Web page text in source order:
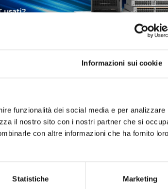
Informazioni sui cookie
funzionalità dei social media e per analizzare
il nostro sito con i nostri partner che si
con altre informazioni che ha fornito
Statistiche Marketing
DEL PRODOTTO